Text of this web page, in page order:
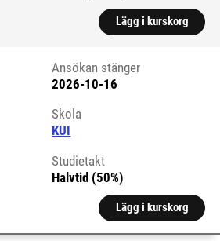
Lägg i kurskorg
Ansökan stänger
2026-10-16
Skola
KUI
Studietakt
Halvtid (50%)
Lägg i kurskorg